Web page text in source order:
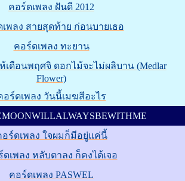
คอร์ดเพลง ฝันดี 2012
พลง สายสุดท้าย ก่อนบายเธอ
คอร์ดเพลง ทะยาน
เดือนพฤศจิ ดอกไม้จะไม่ผลิบาน (Medlar
Flower)
อร์ดเพลง วันนี้เมฆสีอะไร
อร์ดเพลง ใจผมก็มีอยู่แค่นี้
ดเพลง หลับตาลง ก็คงได้เจอ
คอร์ดเพลง PASWEL